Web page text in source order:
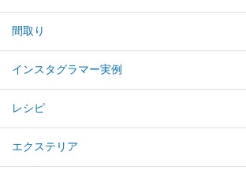
間取り
インスタグラマー実例
レシピ
エクステリア